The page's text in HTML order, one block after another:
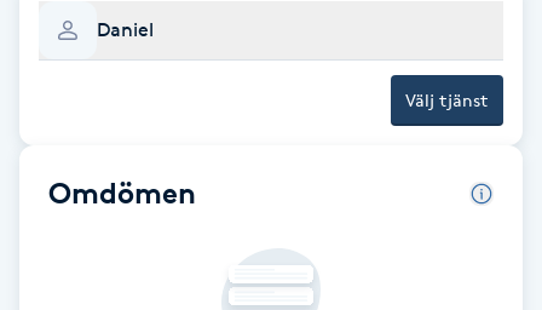
Bröllopsuppsättning
Daniel
Välj tjänst
Omdömen